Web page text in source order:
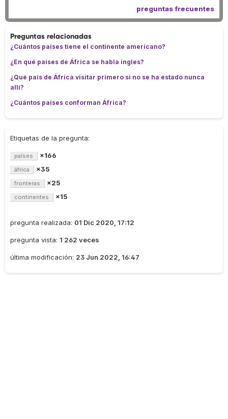
preguntas frecuentes
Preguntas relacionadas
¿Cuántos países tiene el continente americano?
¿En qué países de África se habla ingles?
¿Qué país de África visitar primero si no se ha estado nunca
allí?
¿Cuántos países conforman África?
Etiquetas de la pregunta:
países ×166
áfrica ×35
fronteras ×25
continentes ×15
pregunta realizada: 01 Dic 2020, 17:12
pregunta vista: 1 262 veces
última modificación: 23 Jun 2022, 16:47